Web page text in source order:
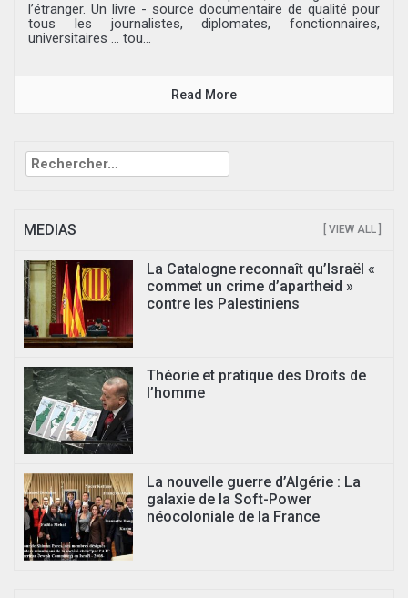
l’étranger. Un livre - source documentaire de qualité pour
tous les journalistes, diplomates, fonctionnaires,
universitaires ... tou...
Read More
Rechercher :
MEDIAS [ VIEW ALL ]
La Catalogne reconnaît qu’Israël «
commet un crime d’apartheid »
contre les Palestiniens
Théorie et pratique des Droits de
l’homme
La nouvelle guerre d’Algérie : La
galaxie de la Soft-Power
néocoloniale de la France